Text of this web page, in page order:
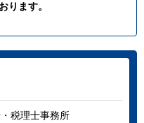
ります。
税理士事務所